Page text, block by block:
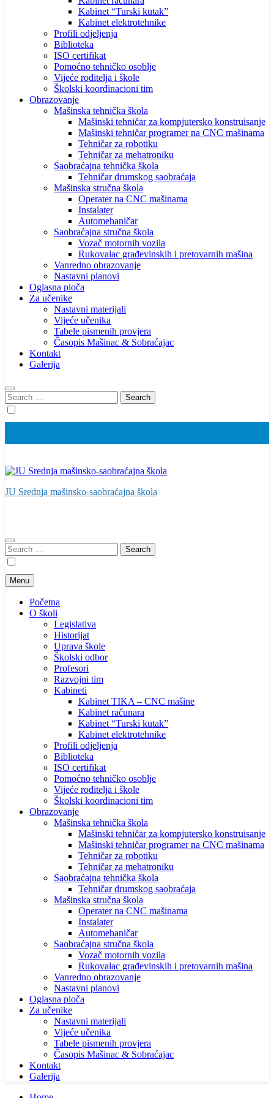
Kabinet “Turski kutak”
Kabinet elektrotehnike
Profili odjeljenja
Biblioteka
ISO certifikat
Pomoćno tehničko osoblje
Vijeće roditelja i škole
Školski koordinacioni tim
Obrazovanje
Mašinska tehnička škola
Mašinski tehničar za kompjutersko konstruisanje
Mašinski tehničar programer na CNC mašinama
Tehničar za robotiku
Tehničar za mehatroniku
Saobraćajna tehnička škola
Tehničar drumskog saobraćaja
Mašinska stručna škola
Operater na CNC mašinama
Instalater
Automehaničar
Saobraćajna stručna škola
Vozač motornih vozila
Rukovalac građevinskih i pretovarnih mašina
Vanredno obrazovanje
Nastavni planovi
Oglasna ploča
Za učenike
Nastavni materijali
Vijeće učenika
Tabele pismenih provjera
Časopis Mašinac & Sobraćajac
Kontakt
Galerija
Search
for:
JU Srednja mašinsko-saobraćajna škola
Search
for:
Menu
Početna
O školi
Legislativa
Historijat
Uprava škole
Školski odbor
Profesori
Razvojni tim
Kabineti
Kabinet TIKA – CNC mašine
Kabinet računara
Kabinet “Turski kutak”
Kabinet elektrotehnike
Profili odjeljenja
Biblioteka
ISO certifikat
Pomoćno tehničko osoblje
Vijeće roditelja i škole
Školski koordinacioni tim
Obrazovanje
Mašinska tehnička škola
Mašinski tehničar za kompjutersko konstruisanje
Mašinski tehničar programer na CNC mašinama
Tehničar za robotiku
Tehničar za mehatroniku
Saobraćajna tehnička škola
Tehničar drumskog saobraćaja
Mašinska stručna škola
Operater na CNC mašinama
Instalater
Automehaničar
Saobraćajna stručna škola
Vozač motornih vozila
Rukovalac građevinskih i pretovarnih mašina
Vanredno obrazovanje
Nastavni planovi
Oglasna ploča
Za učenike
Nastavni materijali
Vijeće učenika
Tabele pismenih provjera
Časopis Mašinac & Sobraćajac
Kontakt
Galerija